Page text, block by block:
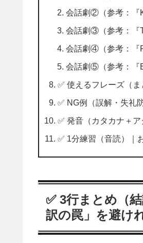
会話劇②（参考：『
会話劇③（参考：『
会話劇④（参考：『
会話劇⑤（参考：『
✅ 使えるフレーズ（
✅ NG例（誤解・失礼
✅ 発音（カタカナ＋
✅ 1分練習（音読）｜
✅ 3行まとめ（
訳の罠」を避け